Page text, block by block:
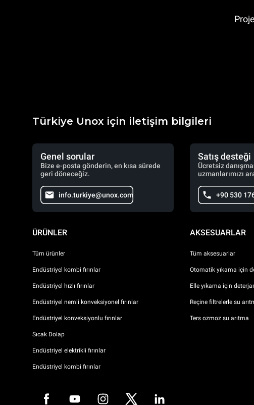
Türkiye Unox için iletişim bilgileri
Genel sorular
Bize e-posta gönderin, en kısa sürede
geri döneceğiz.
info.turkiye@unox.com
Satış desteği
Ücretsiz
uzmanlarımızı
+90 530
ÜRÜNLER
Tüm ürünler
Endüstriyel kombi fırınlar
Endüstriyel hızlı fırınlar
Endüstriyel nemli konveksiyonel fırınlar
Endüstriyel konveksiyonlu fırınlar
Sıcak Dolap
Endüstriyel elektrikli fırınlar
Endüstriyel kombi fırınlar
AKSESUARLAR
Tüm aksesuarlar
Otomatik yıkama için
Elle yıkama için
Reçine filtrelerle su
Ters ozmoz su arıtma